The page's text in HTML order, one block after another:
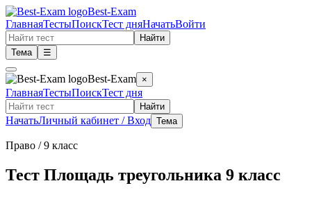
Best-Exam
ГлавнаяТестыПоискТест дняНачатьВойти
Найти
Тема
☰
Best-Exam ×
ГлавнаяТестыПоискТест дня
Найти
НачатьЛичный кабинет / Вход Тема
Право / 9 класс
Тест Площадь треугольника 9 класс